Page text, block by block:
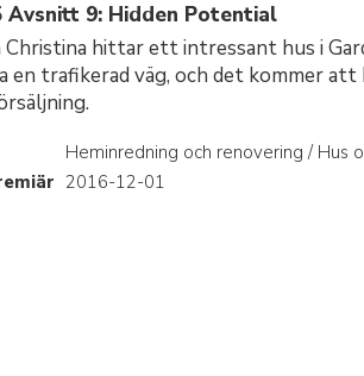
Avsnitt 9: Hidden Potential
Christina hittar ett intressant hus i
en trafikerad väg, och det kommer
Heminredning och renovering / Hus
2016-12-01